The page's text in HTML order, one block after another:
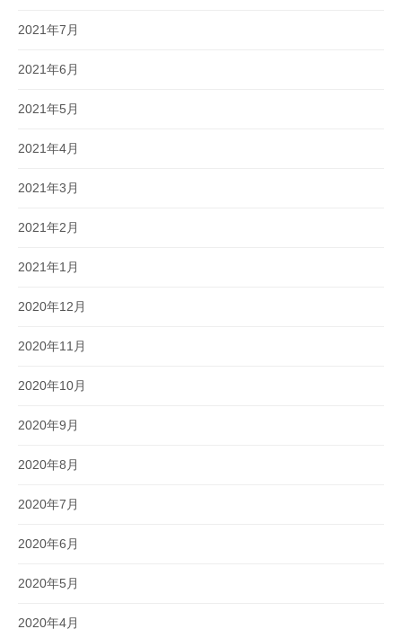
2021年7月
2021年6月
2021年5月
2021年4月
2021年3月
2021年2月
2021年1月
2020年12月
2020年11月
2020年10月
2020年9月
2020年8月
2020年7月
2020年6月
2020年5月
2020年4月